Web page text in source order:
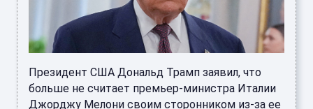
Президент США Дональд Трамп заявил, что
больше не считает премьер-министра Италии
Джорджу Мелони своим сторонником из-за ее